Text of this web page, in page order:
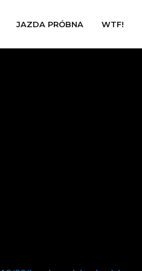
JAZDA PRÓBNA WTF!